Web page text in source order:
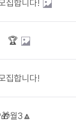
집합니다!
🏆
집합니다!
월3🔼